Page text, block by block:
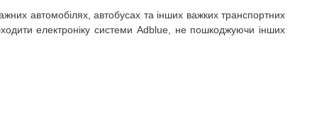
автомобілях, автобусах та інших важких транспортних
електроніку системи Adblue, не пошкоджуючи інших